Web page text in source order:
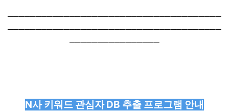
──────────────────────────────────────
──────────────────────────────────────
────────────────
N사 키워드 관심자 DB 추출 프로그램 안내